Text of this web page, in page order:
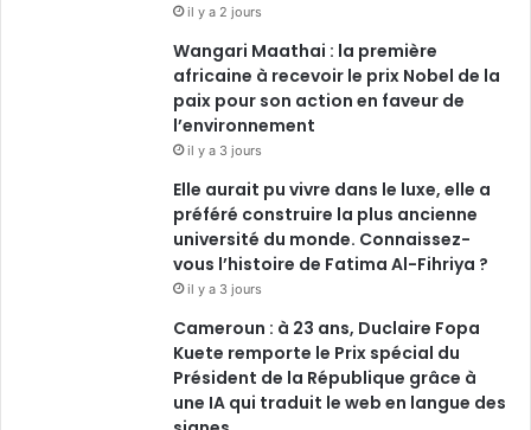
il y a 2 jours
Wangari Maathai : la première
africaine à recevoir le prix Nobel de la
paix pour son action en faveur de
l’environnement
il y a 3 jours
Elle aurait pu vivre dans le luxe, elle a
préféré construire la plus ancienne
université du monde. Connaissez-
vous l’histoire de Fatima Al-Fihriya ?
il y a 3 jours
Cameroun : à 23 ans, Duclaire Fopa
Kuete remporte le Prix spécial du
Président de la République grâce à
une IA qui traduit le web en langue des